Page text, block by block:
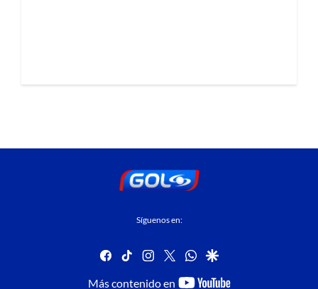
Síguenos en:
facebook
tiktok instagram
twitterwhatsapp
google
Más contenido en
youtube-